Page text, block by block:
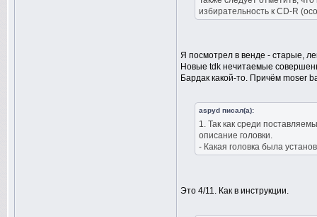
избирательность к CD-R
Я посмотрел в венде - старые,
Новые tdk нечитаемые
Бардак какой-то. Причём moser
aspyd писал(а):
1. Так как среди
описание головки.
- Какая головка была
Это 4/11. Как в инструкции.